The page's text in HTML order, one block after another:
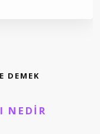
DEMEK
NEDIR